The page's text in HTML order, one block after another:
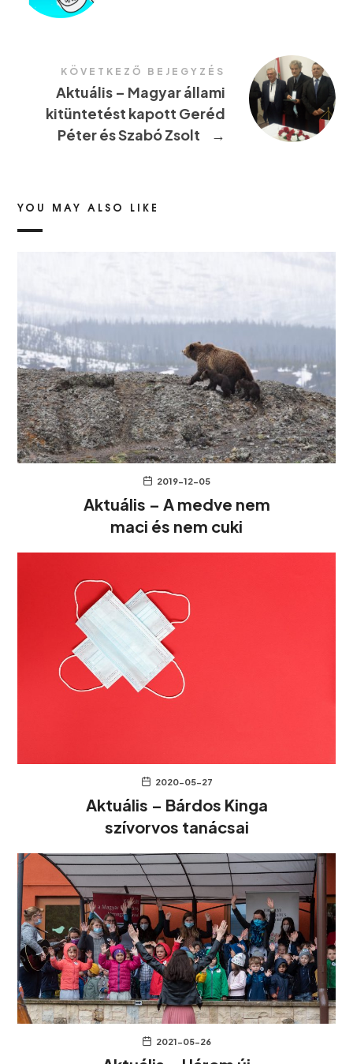
KÖVETKEZŐ BEJEGYZÉS
Aktuális – Magyar állami
kitüntetést kapott Geréd
Péter és Szabó Zsolt
→
YOU MAY ALSO LIKE
2019-12-05
Aktuális – A medve nem
maci és nem cuki
2020-05-27
Aktuális – Bárdos Kinga
szívorvos tanácsai
2021-05-26